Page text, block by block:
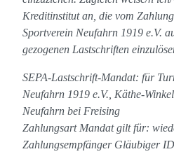
Kreditinstitut an, die vom
Sportverein Neufahrn 1919 e.V.
gezogenen Lastschriften
SEPA-Lastschrift-Mandat: für
Neufahrn 1919 e.V., Käthe-
Neufahrn bei Freising
Zahlungsart Mandat gilt für:
Zahlungsempfänger Gläubiger